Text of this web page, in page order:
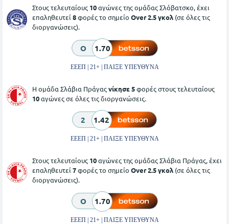
Στους τελευταίους 10αγώνες της ομάδας Σλόβατσκο, έχει
επαληθευτεί 8φορές το σημείο Over 2.5 γκολ (σε όλες τις
διοργανώσεις).
O 1.70
ΕΕΕΠ | 21+ | ΠΑΙΞΕ ΥΠΕΥΘΥΝΑ
Η ομάδα Σλάβια Πράγαςνίκησε 5φορές στους τελευταίους
10αγώνες σε όλες τις διοργανώσεις.
2 1.42
ΕΕΕΠ | 21+ | ΠΑΙΞΕ ΥΠΕΥΘΥΝΑ
Στους τελευταίους 10αγώνες της ομάδας Σλάβια Πράγας, έχει
επαληθευτεί 7φορές το σημείο Over 2.5 γκολ (σε όλες τις
διοργανώσεις).
O 1.70
ΕΕΕΠ | 21+ | ΠΑΙΞΕ ΥΠΕΥΘΥΝΑ